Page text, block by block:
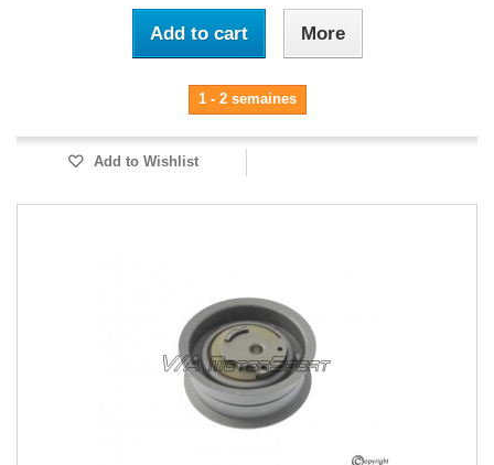
Add to cart More
1 - 2 semaines
Add to Wishlist